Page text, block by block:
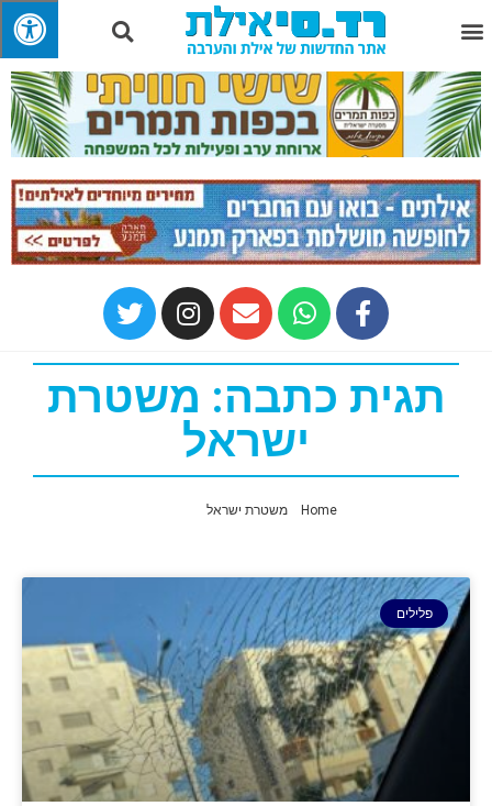
תגית כתבה: משטרת
ישראל
Home משטרת ישראל
פלילים